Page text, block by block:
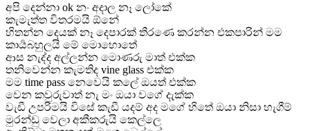
අපි දෙන්නා ok නං අදාල නෑ ලෝකේ
කැමැත්ත විතරමයි ඕනේ
හිතන්න දෙයක් නෑ දෙපාරක් තීරණෙ කරන්න එකපාරින් මම
කාර්‍යබහුලයි මේ මොහොතේ
ආස නැද්ද අල්ලන්න මොණරු මාත් එක්ක
තනිවෙන්න කැමතිද vine glass එක්ක
මම time pass නෙවෙයි කලේ ඔයත් එක්ක
වෙන කවුරුවාත් නැ මං ඔයා වගේ දැක්ක
වැඩී උපරිමයි විසේ කැඩී යදම් අද මගේ හිතේ ඔයා නිසා හැගීම්
මුරන්ඩු වෙලා අකීකරුයි කෙල්ලෙ